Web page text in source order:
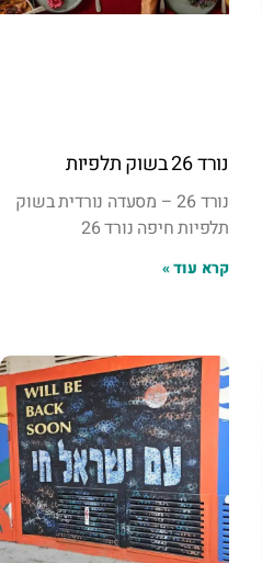
נורד 26 בשוק תלפיות
נורד 26 – מסעדה נורדית בשוק
תלפיות חיפה נורד 26
קרא עוד »